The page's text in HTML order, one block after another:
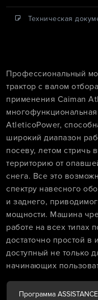
Техническая
Профессиональный
трактор с валом
применения Caiman
AtleticoPower,
широкий диапазон
посеву, летом стричь
территорию от
снега. Все это
спектру навесного
и заднего,
мощности. Машина
работе на всех типах
достаточно простой в
доступный не только
начинающих
Программа ASSISTANCE